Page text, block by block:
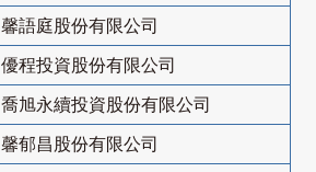
馨語庭股份有限公司
優程投資股份有限公司
喬旭永續投資股份有限公司
馨郁昌股份有限公司